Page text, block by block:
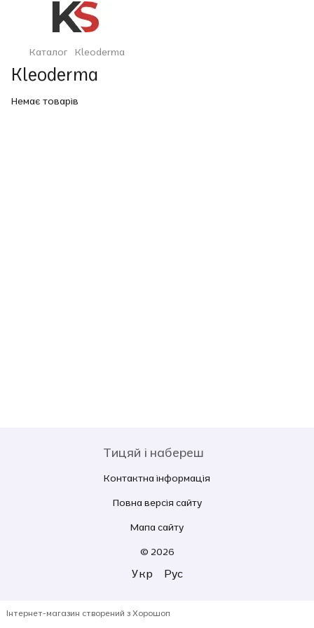
Каталог Kleoderma
Kleoderma
Немає товарів
Тицяй і набереш
Контактна інформація
Повна версія сайту
Мапа сайту
© 2026
Укр Рус
Інтернет-магазин створений з Хорошоп